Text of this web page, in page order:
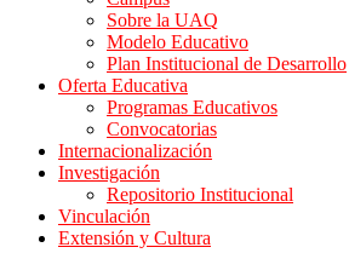
Sobre la UAQ
Modelo Educativo
Plan Institucional de Desarrollo
Oferta Educativa
Programas Educativos
Convocatorias
Internacionalización
Investigación
Repositorio Institucional
Vinculación
Extensión y Cultura